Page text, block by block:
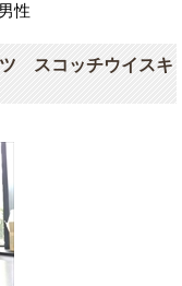
男性
スコッチウイスキ